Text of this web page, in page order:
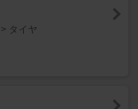
タイヤ